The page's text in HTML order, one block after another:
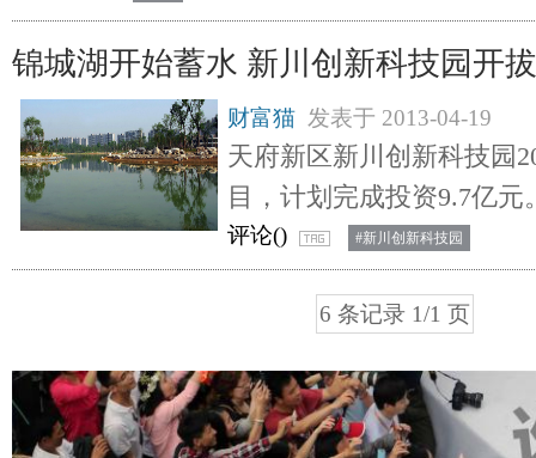
锦城湖开始蓄水 新川创新科技园开拔
财富猫 发表于 2013-04-19
天府新区新川创新科技园
目，计划完成投资9.7亿元
评论() #新川创新科技园
6 条记录 1/1 页